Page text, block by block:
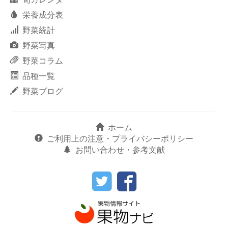
栄養成分表
野菜統計
野菜写真
野菜コラム
品種一覧
野菜ブログ
ホーム
ご利用上の注意・プライバシーポリシー
お問い合わせ・参考文献